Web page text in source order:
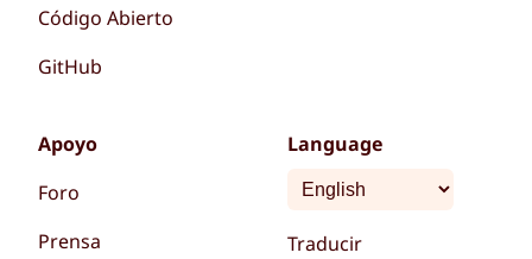
Código Abierto
GitHub
Apoyo
Foro
Prensa
Language
Traducir